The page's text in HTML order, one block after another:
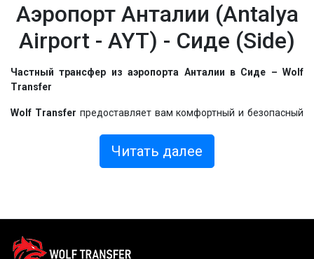
Аэропорт Анталии (Antalya
Airport - AYT) - Сиде (Side)
Частный трансфер из аэропорта Анталии в Сиде – Wolf
Transfer
Wolf Transfer предоставляет вам комфортный и безопасный
отпуска. Независимо от того, едете ли вы в
, или в любое другое место проживания, мы
СWolf Transferвы можете забронировать свой
Читать далее